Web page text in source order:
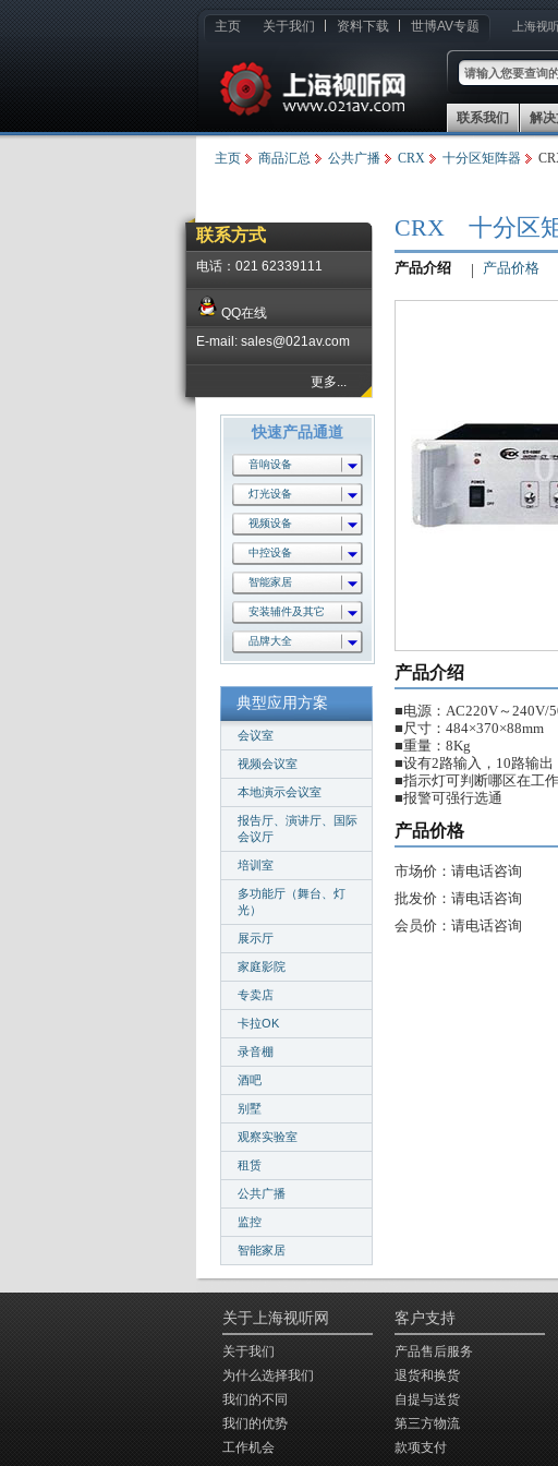
主页 关于我们 资料下载 世博AV专题 上海视
联系我们 解决
主页 商品汇总 公共广播 CRX 十分区矩阵器
CRX 十分区
产品介绍 产品价格
产品介绍
■电源：AC220V～240V/
■尺寸：484×370×88mm
■重量：8Kg
■设有2路输入，10路输出
■指示灯可判断哪区在工作
■报警可强行选通
产品价格
市场价：请电话咨询
批发价：请电话咨询
会员价：请电话咨询
联系方式
电话：021 62339111
QQ在线
E-mail: sales@021av.com
更多...
快速产品通道
音响设备
灯光设备
视频设备
中控设备
智能家居
安装辅件及其它
品牌大全
典型应用方案
会议室
视频会议室
本地演示会议室
报告厅、演讲厅、国际
会议厅
培训室
多功能厅（舞台、灯
光）
展示厅
家庭影院
专卖店
卡拉OK
录音棚
酒吧
别墅
观察实验室
租赁
公共广播
监控
智能家居
关于上海视听网
关于我们
为什么选择我们
我们的不同
我们的优势
工作机会
客户支持
产品售后服务
退货和换货
自提与送货
第三方物流
款项支付